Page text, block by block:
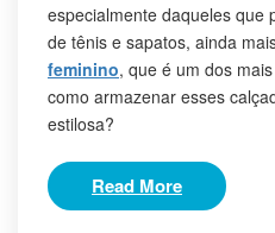
especialmente daqueles que
de tênis e sapatos, ainda
feminino, que é um dos
como armazenar esses
estilosa?
Read More